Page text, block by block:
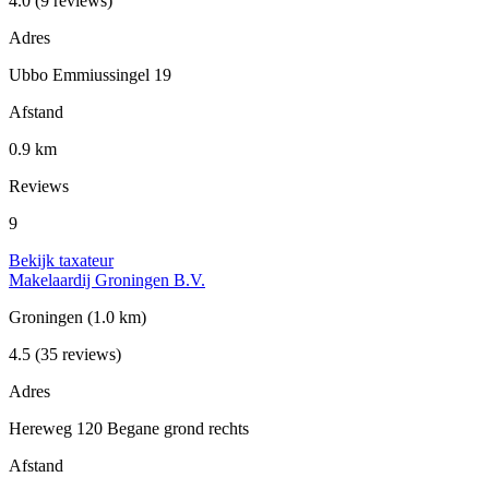
Adres
Ubbo Emmiussingel 19
Afstand
0.9 km
Reviews
9
Bekijk taxateur
Makelaardij Groningen B.V.
Groningen (1.0 km)
4.5 (35 reviews)
Adres
Hereweg 120 Begane grond rechts
Afstand